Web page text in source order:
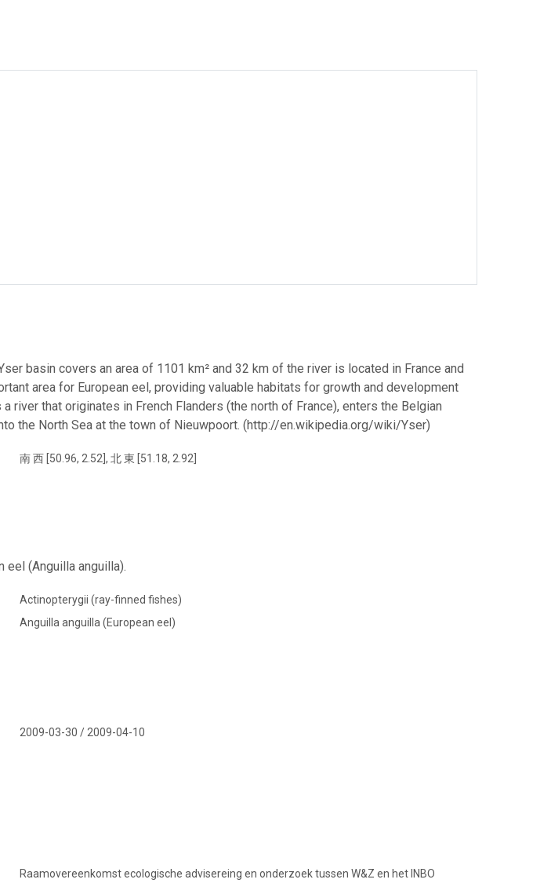
basin covers an area of 1101 km² and 32 km of the river is located in France and
area for European eel, providing valuable habitats for growth and development
river that originates in French Flanders (the north of France), enters the Belgian
the North Sea at the town of Nieuwpoort. (http://en.wikipedia.org/wiki/Yser)
南 西 [50.96, 2.52], 北 東 [51.18, 2.92]
eel (Anguilla anguilla).
Actinopterygii (ray-finned fishes)
Anguilla anguilla (European eel)
2009-03-30 / 2009-04-10
Raamovereenkomst ecologische advisereing en onderzoek tussen W&Z en het INBO